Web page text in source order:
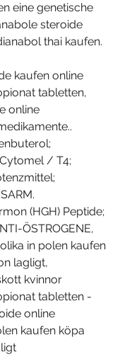
eine genetische
steroide
thai kaufen.
kaufen online
tabletten,
online
/ T4;
(HGH) Peptide;
ÖSTROGENE,
in polen kaufen
lagligt,
kvinnor
tabletten -
online
kaufen köpa